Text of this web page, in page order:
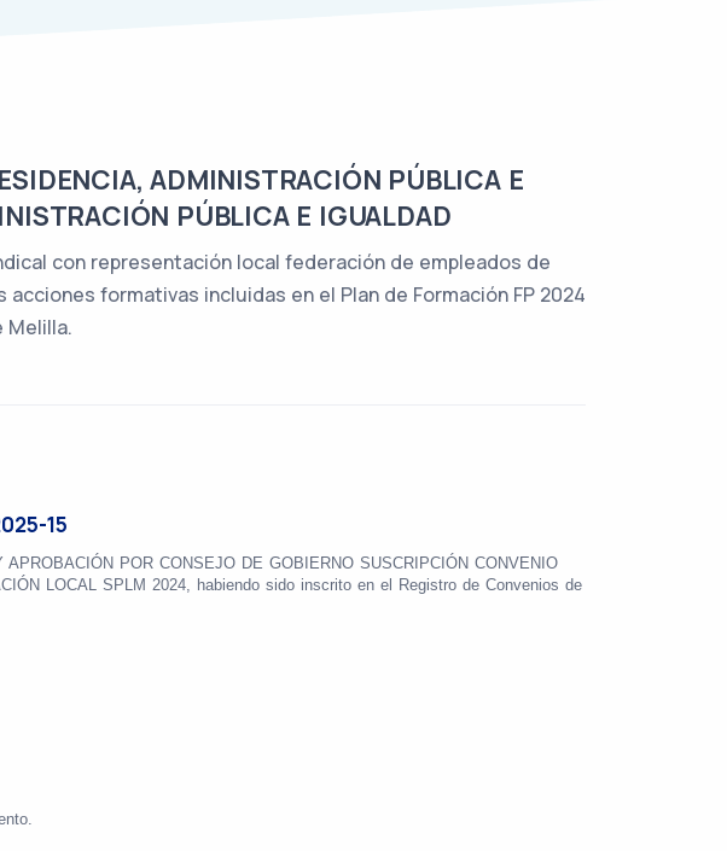
ADMINISTRACIÓN PÚBLICA E
PÚBLICA E IGUALDAD
con representación local federación de empleados de
formativas incluidas en el Plan de Formación FP 2024
Melilla.
15
POR CONSEJO DE GOBIERNO SUSCRIPCIÓN CONVENIO
LOCAL SPLM 2024, habiendo sido inscrito en el Registro de Convenios de